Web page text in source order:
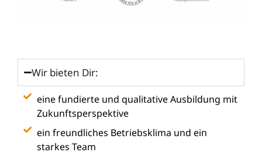
Wir bieten Dir:
eine fundierte und qualitative Ausbildung mit
Zukunftsperspektive
ein freundliches Betriebsklima und ein
starkes Team